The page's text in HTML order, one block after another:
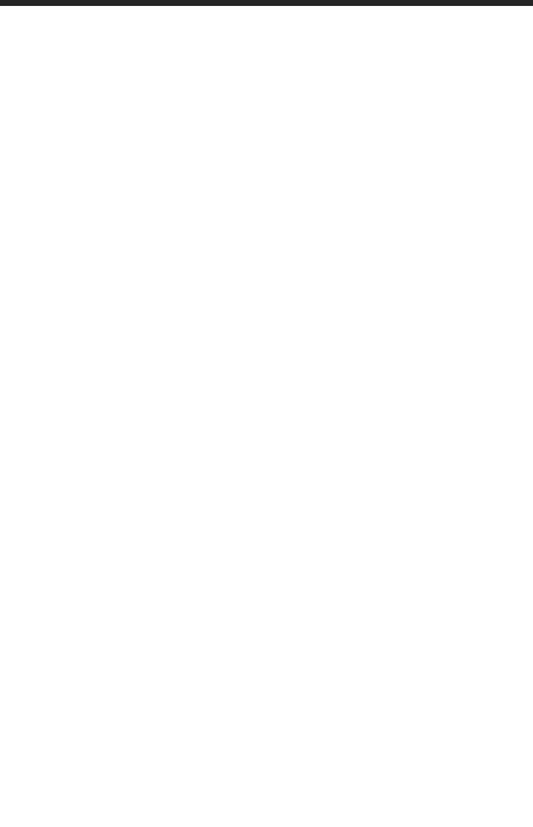
travaux. Loyer HC: 19. 836€/an Aucun impayé.